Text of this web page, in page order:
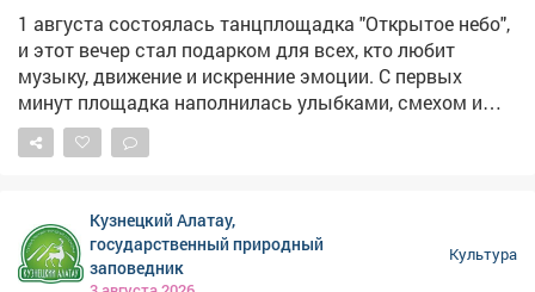
1 августа состоялась танцплощадка "Открытое небо",
и этот вечер стал подарком для всех, кто любит
музыку, движение и искренние эмоции. С первых
минут площадка наполнилась улыбками, смехом и
предвкушением праздника. В этот вечер для нас пели
замечательные артисты: 🎤 Арина Расторгуева 🎤
выступление Андрея Лучинина, нашего гостя из
города Невельск (о.Сахалин). Также своим
выступлением порадовал Владимир Мотрич -
Кузнецкий Алатау,
государственный природный
заповедник
Культура